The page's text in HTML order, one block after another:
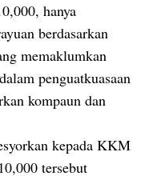
hanya
berdasarkan
memaklumkan
penguatkuasaan
kompaun dan
kepada KKM
tersebut